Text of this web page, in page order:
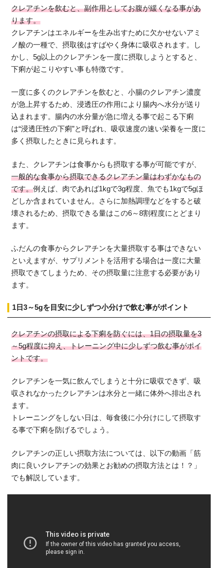
クレアチンを飲むと、副作用としてお腹が緩くなる事があ
ります。
クレアチンはエネルギーを生み出すために欠かせないアミ
ノ酸の一種で、摂取後はすばやく身体に吸収されます。し
かし、5g以上のクレアチンを一度に摂取しようとすると、
下痢が起こりやすい事も特徴です。
一度に多くのクレアチンを飲むと、小腸のクレアチン濃度
が急上昇するため、浸透圧の作用により腸内へ水分が送り
込まれます。腸内の水分量が急に増える事で起こる下痢
は“浸透圧性の下痢”と呼ばれ、吸収速度の速い栄養を一度に
多く摂取したときに見られます。
また、クレアチンは食事からも摂取する事が可能ですが、
一般的な食事から摂取できるクレアチン量はわずかなもの
です。例えば、肉であれば1kgで3g程度、魚でも1kgで5gほ
どしか含まれていません。さらに加熱調理などをすると破
壊されるため、摂取できる量はこの6～8割程度にとどまり
ます。
ふだんの食事からクレアチンを大量摂取する事はできない
といえますが、サプリメントを活用する場合は一度に大量
摂取できてしまうため、その摂取量に注意する必要があり
ます。
1日3～5gを目安に少しずつ小分けで飲む事がポイント
クレアチンの摂取による下痢を防ぐには、1日の摂取量を3
～5g程度に抑え、トレーニング中に少しずつ飲む事がポイ
ントです。
クレアチンを一気に飲んでしまうと十分に吸収できず、吸
収されなかったクレアチンは水分と一緒に体外へ排出され
ます。
トレーニングをしない日は、毎食後に小分けにして摂取す
る事で下痢を防げるでしょう。
クレアチンの正しい摂取方法については、以下の動画「筋
肉に良いクレアチンの効果とお勧めの摂取方法とは！？」
でも解説しています。